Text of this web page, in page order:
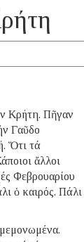
Κρήτη. Πῆγαν
Γαῦδο
Ὅτι τά
ἄλλοι
Φεβρουαρίου
ὁ καιρός. Πάλι